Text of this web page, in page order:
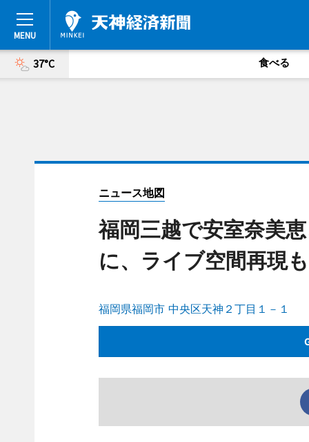
37°C 食べる
ニュース地図
福岡三越で安室奈美
に、ライブ空間再現も
福岡県福岡市 中央区天神２丁目１－１